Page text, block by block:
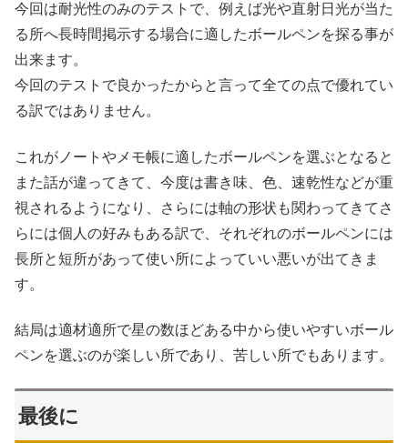
今回は耐光性のみのテストで、例えば光や直射日光が当た
る所へ長時間掲示する場合に適したボールペンを探る事が
出来ます。
今回のテストで良かったからと言って全ての点で優れてい
る訳ではありません。
これがノートやメモ帳に適したボールペンを選ぶとなると
また話が違ってきて、今度は書き味、色、速乾性などが重
視されるようになり、さらには軸の形状も関わってきてさ
らには個人の好みもある訳で、それぞれのボールペンには
長所と短所があって使い所によっていい悪いが出てきま
す。
結局は適材適所で星の数ほどある中から使いやすいボール
ペンを選ぶのが楽しい所であり、苦しい所でもあります。
最後に